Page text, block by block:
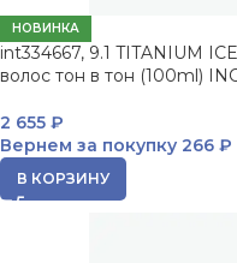
НОВИНКА
int334667, 9.1 TITANIUM
волос тон в тон (100ml)
2 655 ₽
Вернем за покупку 266 ₽
В КОРЗИНУ